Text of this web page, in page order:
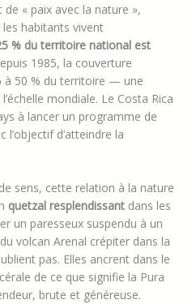
« paix avec la nature »,
habitants vivent
% du territoire national est
1985, la couverture
à 50 % du territoire — une
mondiale. Le Costa Rica
à lancer un programme de
d’atteindre la
sens, cette relation à la nature
quetzal resplendissant dans les
un paresseux suspendu à un
volcan Arenal crépiter dans la
pas. Elles ancrent dans le
de ce que signifie la Pura
brute et généreuse.